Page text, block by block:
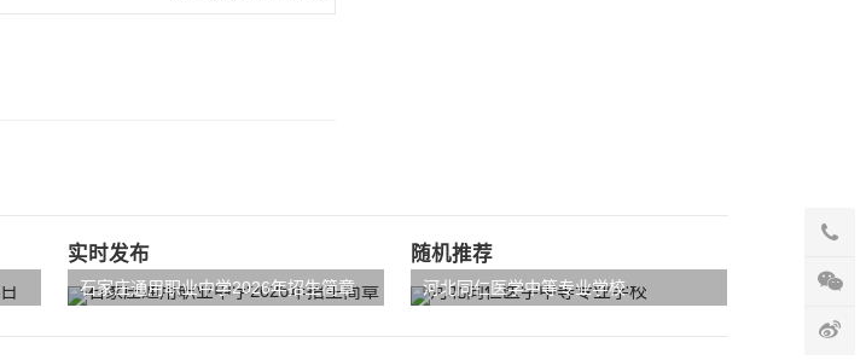
实时发布
石家庄通用职业中学2026年招生简章
随机推荐
河北同仁医学中等专业学校